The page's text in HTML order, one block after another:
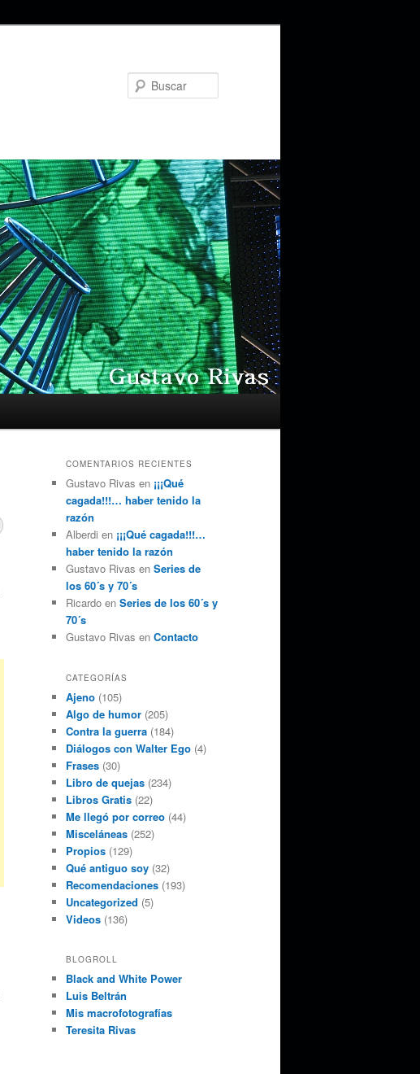
COMENTARIOS RECIENTES
Gustavo Rivas en ¡¡¡Qué
cagada!!!… haber tenido la
razón
Alberdi en ¡¡¡Qué cagada!!!…
haber tenido la razón
Gustavo Rivas en Series de
los 60´s y 70´s
Ricardo en Series de los 60´s y
70´s
Gustavo Rivas en Contacto
CATEGORÍAS
Ajeno (105)
Algo de humor (205)
Contra la guerra (184)
Diálogos con Walter Ego (4)
Frases (30)
Libro de quejas (234)
Libros Gratis (22)
Me llegó por correo (44)
Misceláneas (252)
Propios (129)
Qué antiguo soy (32)
Recomendaciones (193)
Uncategorized (5)
Videos (136)
BLOGROLL
Black and White Power
Luis Beltrán
Mis macrofotografías
Teresita Rivas